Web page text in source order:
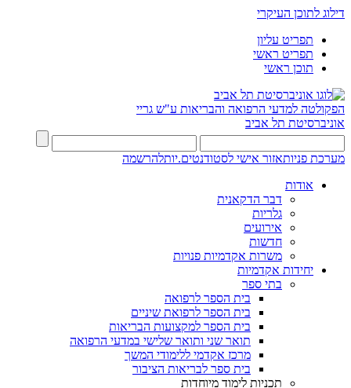
דילוג לתוכן העיקרי
תפריט עליון
תפריט ראשי
תוכן ראשי
הפקולטה למדעי הרפואה והבריאות ע"ש גריי
אוניברסיטת תל אביב
מערכת פניותאזור אישי לסטודנטים.יותלהרשמה
אודות
דבר הדקאנית
גלריות
אירועים
חדשות
משרות אקדמיות פנויות
יחידות אקדמיות
בתי ספר
בית הספר לרפואה
בית הספר לרפואת שיניים
בית הספר למקצועות הבריאות
תואר שני ותואר שלישי במדעי הרפואה
מרכז אקדמי ללימודי המשך
בית ספר לבריאות הציבור
תכניות לימוד מיוחדות